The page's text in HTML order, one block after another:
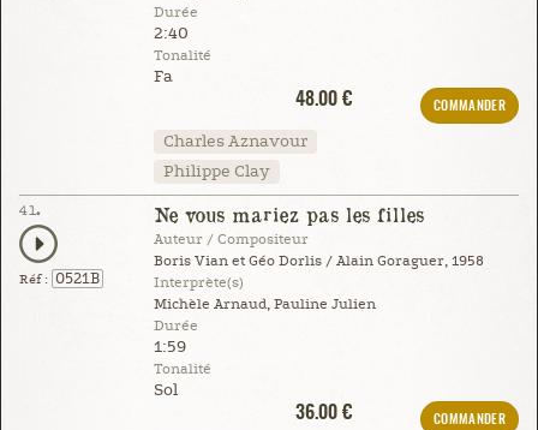
Durée
2:40
Tonalité
Fa
48.00 €
COMMANDER
Charles Aznavour
Philippe Clay
41.
Réf : 0521B
Ne vous mariez pas les filles
Auteur / Compositeur
Boris Vian et Géo Dorlis / Alain Goraguer, 1958
Interprète(s)
Michèle Arnaud, Pauline Julien
Durée
1:59
Tonalité
Sol
36.00 €
COMMANDER